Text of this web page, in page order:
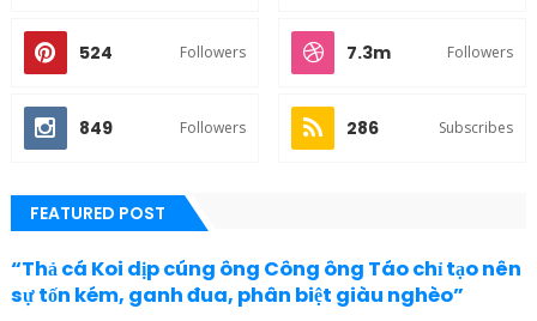
524 Followers 7.3m Followers
849 Followers 286 Subscribes
FEATURED POST
“Thả cá Koi dịp cúng ông Công ông Táo chỉ tạo nên
sự tốn kém, ganh đua, phân biệt giàu nghèo”